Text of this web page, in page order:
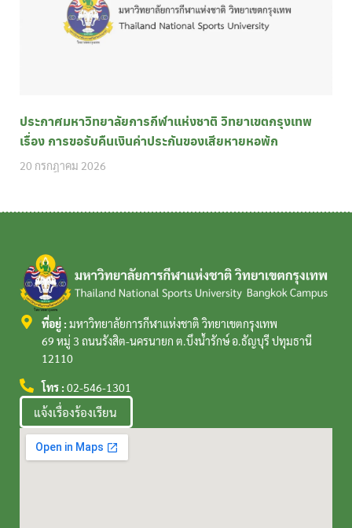
ประกาศมหาวิทยาลัยการกีฬาแห่งชาติ วิทยาเขตกรุงเทพ
เรื่อง การขอรับคืนเงินค่าประกันของเสียหายหอพัก
20 กรกฎาคม 2026
ที่อยู่ : มหาวิทยาลัยการกีฬาแห่งชาติ วิทยาเขตกรุงเทพ
69 หมู่ 3 ถนนรังสิต-นครนายก ต.บึงน้ำรักษ์ อ.ธัญบุรี ปทุมธานี
12110
โทร : 02-546-1301
แจ้งเรื่องร้องเรียน